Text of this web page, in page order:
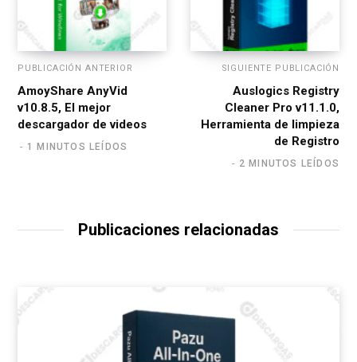
PUBLICACIÓN ANTERIOR
AmoyShare AnyVid
v10.8.5, El mejor
descargador de videos
1 MINUTOS LEÍDOS
SIGUIENTE PUBLICACIÓN
Auslogics Registry
Cleaner Pro v11.1.0,
Herramienta de limpieza
de Registro
2 MINUTOS LEÍDOS
Publicaciones relacionadas